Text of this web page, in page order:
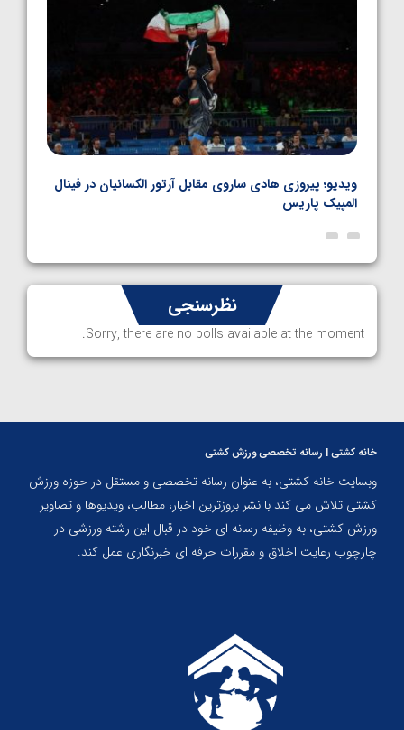
ویدیو؛ پیروزی هادی ساروی مقابل آرتور الکسانیان در فینال
المپیک پاریس
نظرسنجی
Sorry, there are no polls available at the moment.
خانه کشتی | رسانه تخصصی ورزش کشتی
وبسایت خانه کشتی، به عنوان رسانه تخصصی و مستقل در حوزه ورزش
کشتی تلاش می کند با نشر بروزترین اخبار، مطالب، ویدیوها و تصاویر
ورزش کشتی، به وظیفه رسانه ای خود در قبال این رشته ورزشی در
چارچوب رعایت اخلاق و مقررات حرفه ای خبرنگاری عمل کند.